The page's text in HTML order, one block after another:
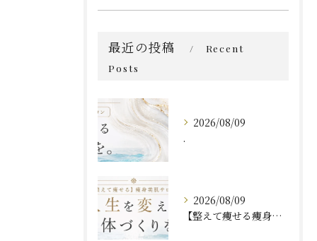
最近の投稿
Recent
Posts
2026/08/09
.
2026/08/09
【整えて痩せる痩身・美肌サロン__VIOTERACE__】